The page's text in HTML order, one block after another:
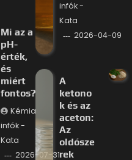
Mi az a
pH-
érték,
és
miért
fontos?
Kémia
infók -
Kata
2026-07-31
infók -
Kata
2026-04-09
A
ketono
k és az
aceton:
Az
oldósze
rek